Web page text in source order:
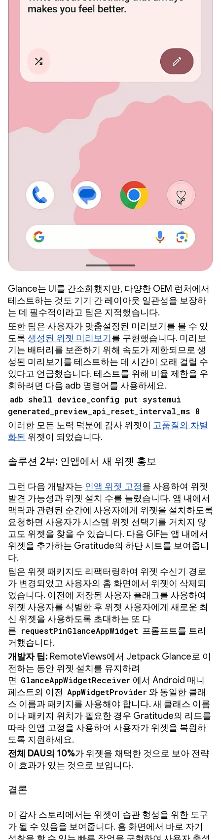
Glance는 UI를 간소화했지만, 다양한 OEM 런처에서
테스트하는 것도 기기 간 레이아웃 일관성을 보장하
는 데 필수적이라고 팀은 지적했습니다.
또한 팀은 사용자가 맞춤설정된 미리보기를 볼 수 있
도록 생성된 위젯 미리보기를 구현했습니다. 미리보
기는 배터리를 보존하기 위해 속도가 제한되므로 생
성된 미리보기를 테스트하는 데 시간이 오래 걸릴 수
있다고 언급했습니다. 테스트를 위해 비율 제한을 우
회하려면 다음 adb 명령어를 사용하세요.
adb shell device_config put systemui
generated_preview_api_reset_interval_ms 0
이러한 모든 노력 덕분에 감사 위젯이 고품질의 차별
화된 위젯이 되었습니다.
솔루션 2부: 인앱에서 새 위젯 홍보
그런 다음 개발자는 인앱 위젯 고정을 사용하여 위젯
발견 가능성과 위젯 설치 수를 늘렸습니다. 앱 내에서
맥락과 관련된 순간에 사용자에게 위젯을 설치하도록
요청하면 사용자가 시스템 위젯 선택기를 거치지 않
고도 위젯을 찾을 수 있습니다. 다음 GIF는 앱 내에서
위젯을 추가하는 Gratitude의 하단 시트를 보여줍니
다.
팀은 위젯 패키지도 리팩터링하여 위젯 수신기 경로
가 변경되었고 사용자의 홈 화면에서 위젯이 삭제되
었습니다. 이전에 저장된 사용자 플래그를 사용하여
위젯 사용자를 식별한 후 위젯 사용자에게 새로운 최
신 위젯을 사용하도록 초대하는 또 다
른 requestPinGlanceAppWidget 프롬프트를 트리
거했습니다.
개발자 팁: RemoteViews에서 Jetpack Glance로 이
전하는 동안 위젯 설치를 유지하려
면 GlanceAppWidgetReceiver 에서 Android 매니
페스트의 이전 AppWidgetProvider 와 동일한 클래
스 이름과 패키지를 사용해야 합니다. 새 클래스 이름
이나 패키지 위치가 필요한 경우 Gratitude의 리드를
따라 인앱 고정을 사용하여 사용자가 위젯을 복원하
도록 지원하세요.
전체 DAU의 10%가 위젯을 채택한 것으로 보아 전략
이 효과가 있는 것으로 보입니다.
결론
이 감사 스토리에서는 위젯이 습관 형성을 위한 도구
가 될 수 있음을 보여줍니다. 홈 화면에서 바로 자기